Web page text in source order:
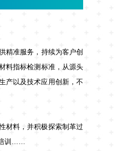
精准服务，持续为客户创
料指标检测标准，从源头
产以及技术应用创新，不
材料，并积极探索制革过
训……